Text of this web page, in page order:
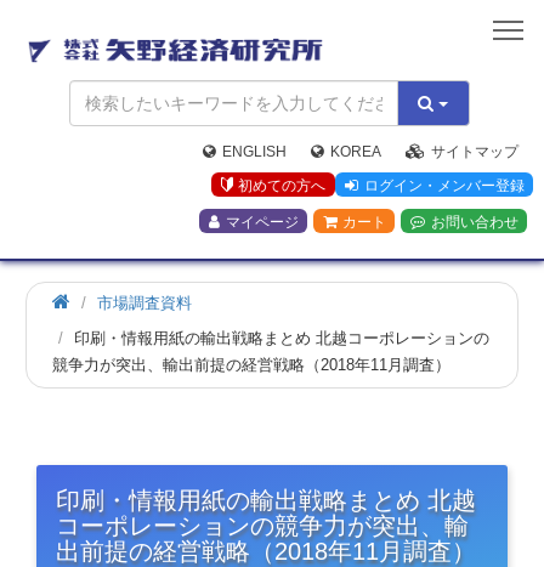
矢
野
経
済
研
究
所
ENGLISH KOREA
サイトマップ
初めての方へ
ログイン・メンバー登録
マイページ カート お問い合わせ
市場調査資料
印刷・情報用紙の輸出戦略まとめ 北越コーポレーションの
競争力が突出、輸出前提の経営戦略（2018年11月調査）
印刷・情報用紙の輸出戦略まとめ 北越
コーポレーションの競争力が突出、輸
出前提の経営戦略（2018年11月調査）